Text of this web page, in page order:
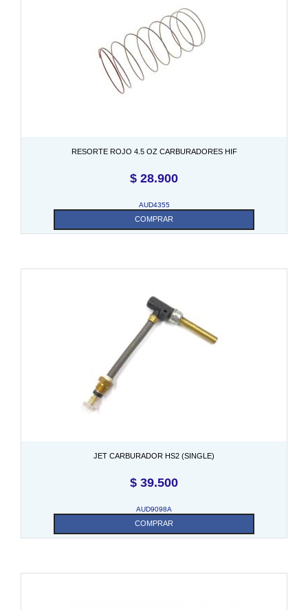
RESORTE ROJO 4.5 OZ CARBURADORES HIF
$ 28.900
AUD4355
COMPRAR
JET CARBURADOR HS2 (SINGLE)
$ 39.500
AUD9098A
COMPRAR